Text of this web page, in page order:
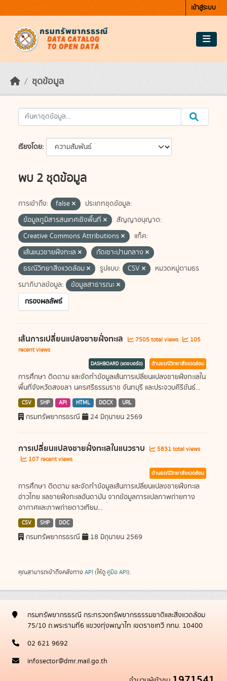
เข้าสู่ระบบ
ชุดข้อมูล
เรียงโดย
พบ 2 ชุดข้อมูล
การเข้าถึง: false
ประเภทชุดข้อมูล:
ข้อมูลภูมิสารสนเทศเชิงพื้นที่
สัญญาอนุญาต:
Creative Commons Attributions
แท็ค:
เส้นแนวชายฝั่งทะเล
กัดเซาะปานกลาง
ธรณีวิทยาสิ่งแวดล้อม
รูปแบบ: CSV
หมวดหมู่ตามธร
รมาภิบาลข้อมูล:
ข้อมูลสาธารณะ
กรองผลลัพธ์
เส้นการเปลี่ยนแปลงชายฝั่งทะเล 7505 total views
105
recent views
DASHBOARD (แดชบอร์ด) ด้านธรณีวิทยาสิ่งแวดล้อม
การศึกษา ติดตาม และจัดทำข้อมูลเส้นการเปลี่ยนแปลงชายฝั่งทะเลใน
พื้นที่จังหวัดสงขลา นครศรีธรรมราช จันทบุรี และประจวบคีรีขันธ์...
CSV SHP API HTML DOCX URL
กรมทรัพยากรธรณี 24 มิถุนายน 2569
การเปลี่ยนแปลงชายฝั่งทะเลในแนวราบ
5831 total views
107 recent views
ด้านธรณีวิทยาสิ่งแวดล้อม
การศึกษา ติดตาม และจัดทำข้อมูลเส้นการเปลี่ยนแปลงชายฝั่งทะเล
อ่าวไทย แลชายฝั่งทะเลอันดามัน จากข้อมูลการแปลภาพถ่ายทาง
อากาศและภาพถ่ายดาวเทียม...
CSV SHP DOC
กรมทรัพยากรธรณี 18 มิถุนายน 2569
คุณสามารถเข้าถึงคลังทาง API (ให้ดู คู่มือ API).
กรมทรัพยากรธรณี กระทรวงทรัพยากรธรรมชาติและสิ่งแวดล้อม
75/10 ถ.พระรามที่6 แขวงทุ่งพญาไท เขตราชเทวี กทม. 10400
02 621 9692
infosector@dmr.mail.go.th